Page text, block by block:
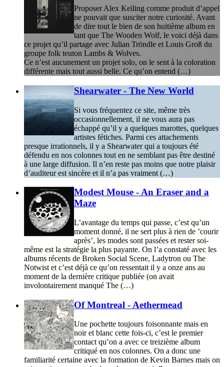
Proposer Alex Keiling comme produit d’appel
ne pouvait que susciter notre curiosité. Avant
de dire tout le bien de son huitième album en
tant que The Wooden Wolf, le voici déjà dans
ce projet qu’il partage avec Julian Tröndle et Louis Groß du
groupe folk teuton Lambs & Wolves.
Ce n’est aucunement un projet solo, on le sent à la coloration
différente mais tout aussi belle. Ce qu’on entend (…)
Shearwater - The New World
Si vous fréquentez ce site, même très
occasionnellement, il ne vous aura pas
échappé qu’il y a quelques marottes, quelques
artistes fétiches. Parmi ces attachements
presque irrationnels, il y a Shearwater qui a toujours été
défendu en nos colonnes tout en ne semblant pas être destiné
à une large diffusion. Il n’en reste pas moins que notre plaisir
d’auditeur est sincère et il n’a pas vraiment (…)
Modest Mouse - An Eraser and a
Maze
L’avantage du temps qui passe, c’est qu’un
moment donné, il ne sert plus à rien de ’courir
après’, les modes sont passées et rester soi-
même est la stratégie la plus payante. On l’a constaté avec les
albums récents de Broken Social Scene, Ladytron ou The
Notwist et c’est déjà ce qu’on ressentait il y a onze ans au
moment de la dernière critique publiée (on avait
involontairement manqué The (…)
Of Montreal - Aethermead
Une pochette toujours foisonnante mais en
noir et blanc cette fois-ci, c’est le premier
contact qu’on a avec ce treizième album
critiqué en nos colonnes. On a donc une
familiarité certaine avec la formation de Kevin Barnes mais on